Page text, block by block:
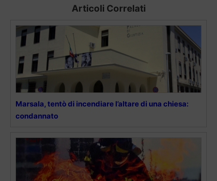
Articoli Correlati
Marsala, tentò di incendiare l’altare di una chiesa:
condannato